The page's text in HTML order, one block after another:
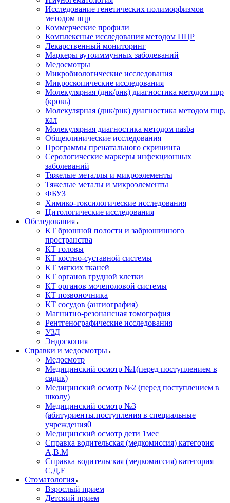
Исследование генетических полиморфизмов
методом пцр
Коммерческие профили
Комплексные исследования методом ПЦР
Лекарственный мониторинг
Маркеры аутоиммунных заболеваний
Медосмотры
Микробиологические исследования
Микроскопические исследования
Молекулярная (днк/рнк) диагностика методом пцр
(кровь)
Молекулярная (днк/рнк) диагностика методом пцр,
кал
Молекулярная диагностика методом nasba
Общеклинические исследования
Программы пренатального скрининга
Серологические маркеры инфекционных
заболеваний
Тяжелые металлы и микроэлементы
Тяжелые металы и микроэлементы
ФБУЗ
Химико-токсилогические исследования
Цитологические исследования
Обследования
КТ брюшной полости и забрюшинного
пространства
КТ головы
КТ костно-суставной системы
КТ мягких тканей
КТ органов грудной клетки
КТ органов мочеполовой системы
КТ позвоночника
КТ сосудов (ангиография)
Магнитно-резонансная томография
Рентгенографические исследования
УЗД
Эндоскопия
Справки и медосмотры
Медосмотр
Медицинский осмотр №1(перед поступлением в
садик)
Медицинский осмотр №2 (перед поступлением в
школу)
Медицинский осмотр №3
(абитуриенты.поступления в специальные
учреждения0
Медицинский осмотр дети 1мес
Справка водительская (медкомиссия) категория
А,В.М
Справка водительская (медкомиссия) категория
С,Д,Е
Стоматология
Взрослый прием
Детский прием